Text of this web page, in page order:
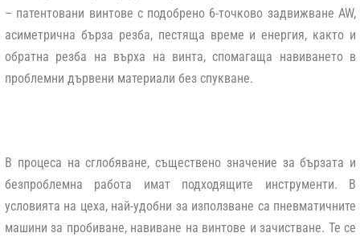
– патентовани винтове с подобрено 6-точково задвижване AW,
асиметрична бърза резба, пестяща време и енергия, както и
обратна резба на върха на винта, спомагаща навиването в
проблемни дървени материали без спукване.
В процеса на сглобяване, съществено значение за бързата и
безпроблемна работа имат подходящите инструменти. В
условията на цеха, най-удобни за използване са пневматичните
машини за пробиване, навиване на винтове и зачистване. Те се